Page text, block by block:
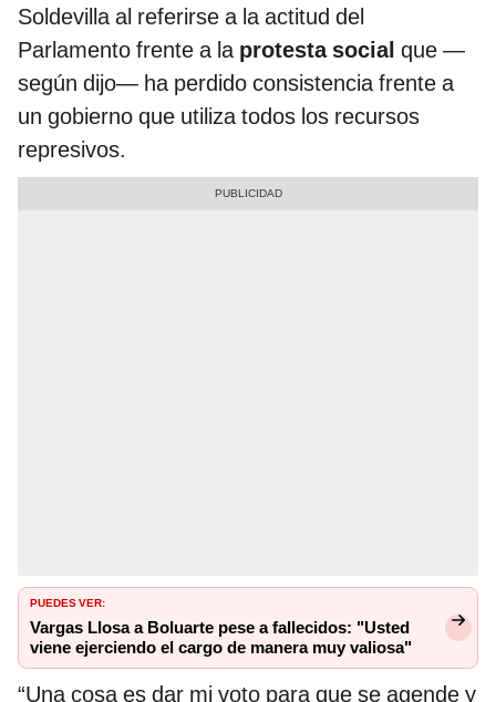
Soldevilla al referirse a la actitud del
Parlamento frente a la protesta social que —
según dijo— ha perdido consistencia frente a
un gobierno que utiliza todos los recursos
represivos.
PUEDES VER:
Vargas Llosa a Boluarte pese a fallecidos: "Usted
viene ejerciendo el cargo de manera muy valiosa"
“Una cosa es dar mi voto para que se agende y